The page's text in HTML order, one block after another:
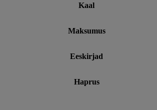
Kaal
Maksumus
Eeskirjad
Haprus